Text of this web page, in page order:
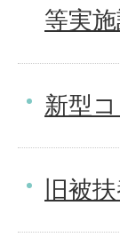
等実
新型
旧被